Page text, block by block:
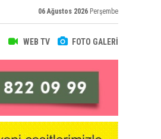
06 Ağustos 2026 Perşembe
WEB TV FOTO GALERİ